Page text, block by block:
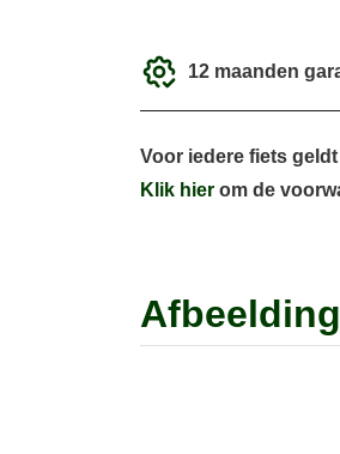
12 maanden
Voor iedere fiets
Klik hier om de